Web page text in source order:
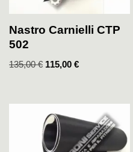
Nastro Carnielli CTP
502
135,00€ 115,00 €